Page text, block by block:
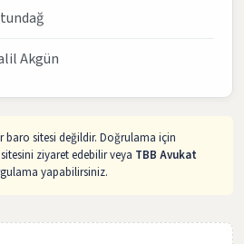
Akgün
baro sitesi değildir. Doğrulama için
ziyaret edebilir veya TBB Avukat
yapabilirsiniz.